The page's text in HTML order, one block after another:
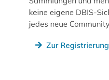
keine eigene DBIS-
jedes neue
Zur Registrierung